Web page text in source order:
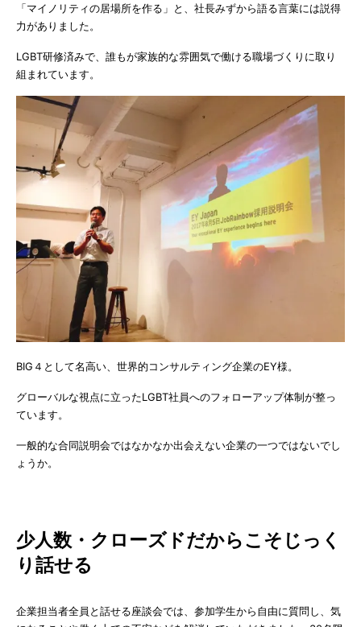
「マイノリティの居場所を作る」と、社長みずから語る言葉には説得
力がありました。
LGBT研修済みで、誰もが家族的な雰囲気で働ける職場づくりに取り
組まれています。
BIG４として名高い、世界的コンサルティング企業のEY様。
グローバルな視点に立ったLGBT社員へのフォローアップ体制が整っ
ています。
一般的な合同説明会ではなかなか出会えない企業の一つではないでし
ょうか。
少人数・クローズドだからこそじっく
り話せる
企業担当者全員と話せる座談会では、参加学生から自由に質問し、気